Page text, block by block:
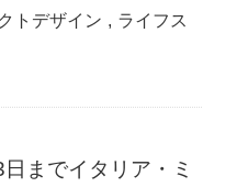
トデザイン , ライフス
までイタリア・ミ